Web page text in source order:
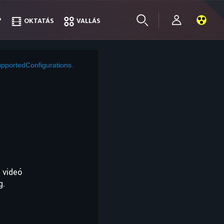
OKTATÁS VALLÁS
OKTATÁS VALLÁS